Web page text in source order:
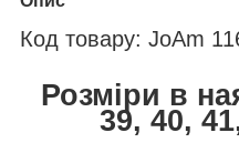
Код товару: JoAm
Розміри в
39, 40,